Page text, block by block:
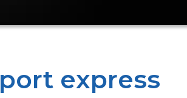
express